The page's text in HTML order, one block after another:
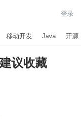
登录
移动开发 Java 开源
议收藏